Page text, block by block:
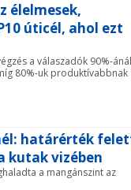
élelmesek,
úticél, ahol ezt
a válaszadók 90%-ánál
80%-uk produktívabbnak
határérték
kutak vizében
a mangánszint az